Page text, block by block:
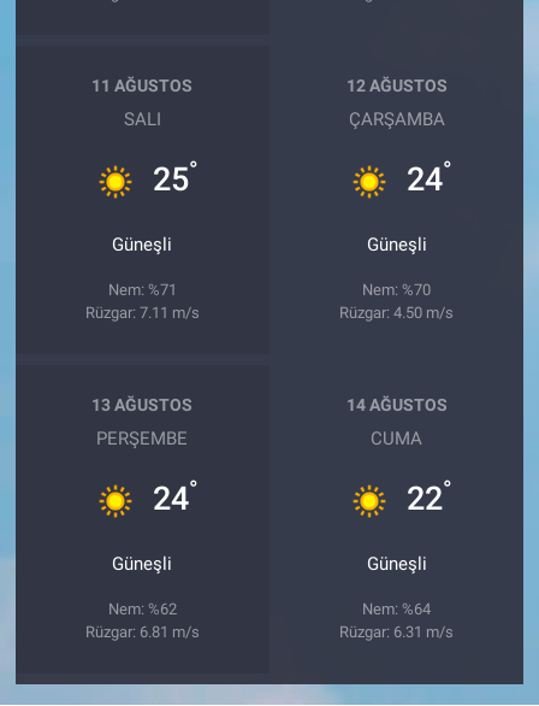
11 AĞUSTOS
SALI
25°
Güneşli
Nem: %71
Rüzgar: 7.11 m/s
12 AĞUSTOS
ÇARŞAMBA
24°
Güneşli
Nem: %70
Rüzgar: 4.50 m/s
13 AĞUSTOS
PERŞEMBE
24°
Güneşli
Nem: %62
Rüzgar: 6.81 m/s
14 AĞUSTOS
CUMA
22°
Güneşli
Nem: %64
Rüzgar: 6.31 m/s